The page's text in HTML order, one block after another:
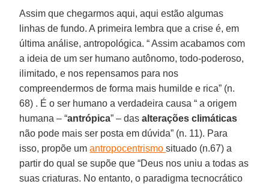
Assim que chegarmos aqui, aqui estão algumas
linhas de fundo. A primeira lembra que a crise é, em
última análise, antropológica. “ Assim acabamos com
a ideia de um ser humano autônomo, todo-poderoso,
ilimitado, e nos repensamos para nos
compreendermos de forma mais humilde e rica” (n.
68) . É o ser humano a verdadeira causa “ a origem
humana – “antrópica” – dasalterações climáticas
não pode mais ser posta em dúvida” (n. 11). Para
isso, propõe umantropocentrismosituado (n.67) a
partir do qual se supõe que “Deus nos uniu a todas as
suas criaturas. No entanto, o paradigma tecnocrático